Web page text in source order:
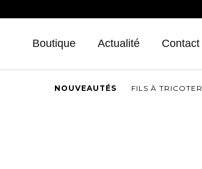
au
Boutique Actualité Contact
NOUVEAUTÉS FILS À TRICOTER